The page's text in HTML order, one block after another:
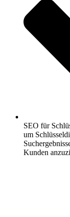
SEO für
um
Kunden